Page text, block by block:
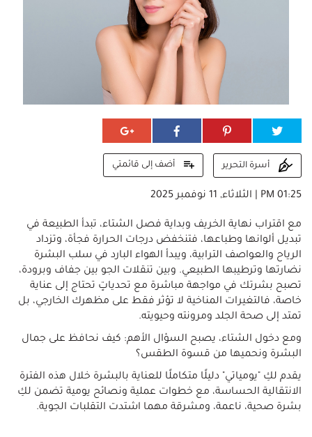
أسرة التحرير أضف إلى قائمتي
01:25 PM | الثلاثاء, 11 نوفمبر 2025
مع اقتراب نهاية الخريف وبداية فصل الشتاء، تبدأ الطبيعة في
تبديل ألوانها وطباعها، فتنخفض درجات الحرارة فجأة، وتزداد
الرياح والعواصف الترابية، ويبدأ الهواء البارد في سلب البشرة
نضارتها وترطيبها الطبيعي. وبين تنقلات الجو بين جفاف وبرودة،
تصبح بشرتك في مواجهة مباشرة مع تحدياتٍ تحتاج إلى عناية
خاصة، فالتغيرات المناخية لا تؤثر فقط على مظهرك الخارجي، بل
تمتد إلى صحة الجلد ومرونته وحيويته.
ومع دخول الشتاء، يصبح السؤال الأهم: كيف نحافظ على جمال
البشرة ونحميها من قسوة الطقس؟
يقدم لكِ "يومياتي" دليلًا متكاملًا للعناية بالبشرة خلال هذه الفترة
الانتقالية الحساسة، مع خطوات عملية ونصائح يومية تضمن لكِ
بشرة صحية، ناعمة، ومشرقة مهما اشتدت التقلبات الجوية.